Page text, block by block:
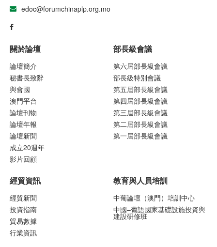
edoc@forumchinaplp.org.mo
關於論壇
論壇簡介
秘書長致辭
與會國
澳門平台
論壇刊物
論壇年報
論壇新聞
成立20週年
影片回顧
部長級會議
第六屆部長級會議
部長級特別會議
第五屆部長級會議
第四屆部長級會議
第三屆部長級會議
第二屆部長級會議
第一屆部長級會議
經貿資訊
經貿新聞
投資指南
貿易數據
行業資訊
教育與人員培訓
中葡論壇（澳門）培訓中心
中國–葡語國家基礎設施投資與
建設研修班